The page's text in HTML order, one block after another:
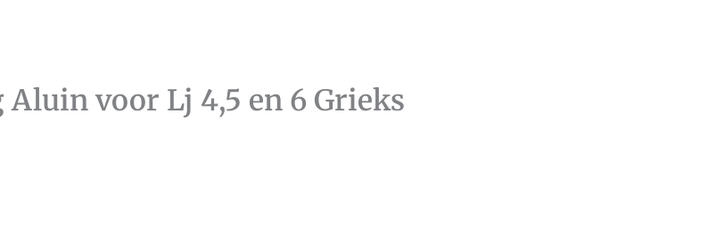
voor Lj 4,5 en 6 Grieks